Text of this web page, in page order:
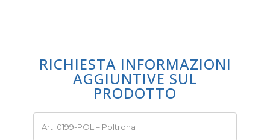
RICHIESTA INFORMAZIONI
AGGIUNTIVE SUL
PRODOTTO